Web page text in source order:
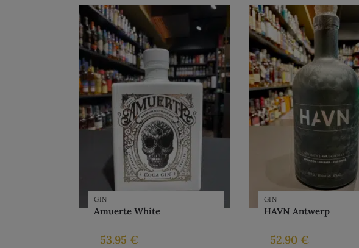
GIN
Amuerte White
53.95 €
GIN
HAVN Antwerp
52.90 €